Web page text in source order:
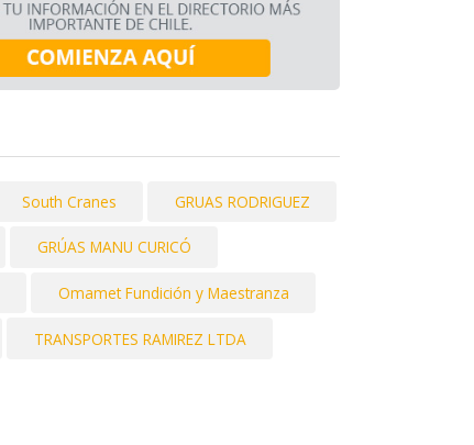
South Cranes GRUAS RODRIGUEZ
GRÚAS MANU CURICÓ
Omamet Fundición y Maestranza
TRANSPORTES RAMIREZ LTDA